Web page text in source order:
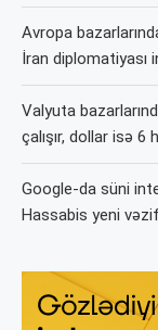
Avropa
İran diplomatiyası
Valyuta
çalışır, dollar isə 6
Google-da süni
Hassabis yeni